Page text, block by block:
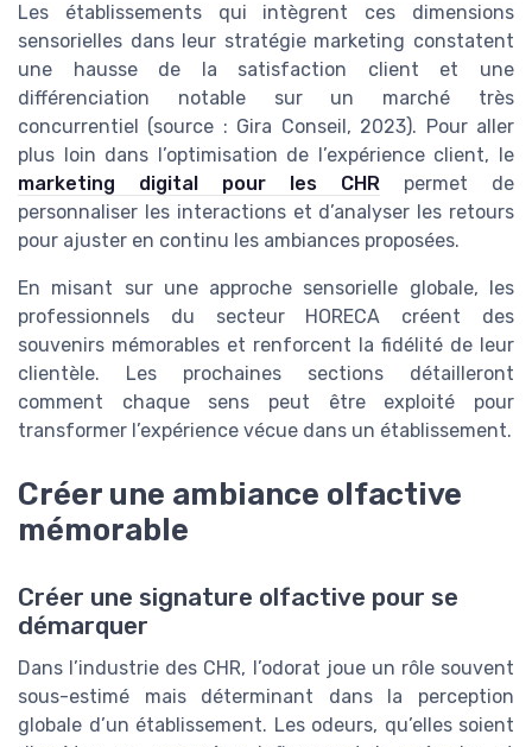
Les établissements qui intègrent ces dimensions
sensorielles dans leur stratégie marketing constatent
une hausse de la satisfaction client et une
différenciation notable sur un marché très
concurrentiel (source : Gira Conseil, 2023). Pour aller
plus loin dans l’optimisation de l’expérience client, le
marketing digital pour les CHR permet de
personnaliser les interactions et d’analyser les retours
pour ajuster en continu les ambiances proposées.
En misant sur une approche sensorielle globale, les
professionnels du secteur HORECA créent des
souvenirs mémorables et renforcent la fidélité de leur
clientèle. Les prochaines sections détailleront
comment chaque sens peut être exploité pour
transformer l’expérience vécue dans un établissement.
Créer une ambiance olfactive
mémorable
Créer une signature olfactive pour se
démarquer
Dans l’industrie des CHR, l’odorat joue un rôle souvent
sous-estimé mais déterminant dans la perception
globale d’un établissement. Les odeurs, qu’elles soient